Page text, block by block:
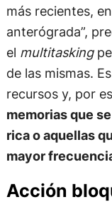
más recientes,
anterógrada”,
el multitasking
de las mismas.
recursos y, por
memorias que
rica o aquellas
mayor
Acción